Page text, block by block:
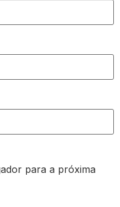
para a próxima